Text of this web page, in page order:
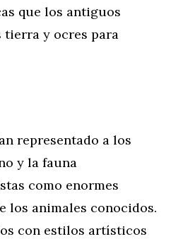
que los antiguos
tierra y ocres para
representado a los
y la fauna
como enormes
los animales conocidos.
con estilos artísticos